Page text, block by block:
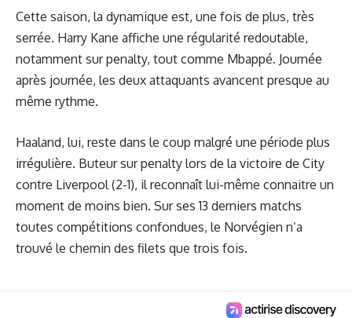
Cette saison, la dynamique est, une fois de plus, très
serrée. Harry Kane affiche une régularité redoutable,
notamment sur penalty, tout comme Mbappé. Journée
après journée, les deux attaquants avancent presque au
même rythme.
Haaland, lui, reste dans le coup malgré une période plus
irrégulière. Buteur sur penalty lors de la victoire de City
contre Liverpool (2-1), il reconnaît lui-même connaitre un
moment de moins bien. Sur ses 13 derniers matchs
toutes compétitions confondues, le Norvégien n’a
trouvé le chemin des filets que trois fois.